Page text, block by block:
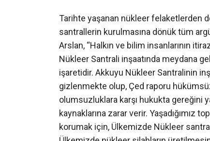
Tarihte yaşanan nükleer felaketlerden
santrallerin kurulmasına dönük tüm
Arslan, “Halkın ve bilim insanlarının
Nükleer Santrali inşaatında meydana
işaretidir. Akkuyu Nükleer Santralinin
gizlenmekte olup, Çed raporu
olumsuzluklara karşı hukukta gereğini
kaynaklarına zarar verir. Yaşadığımız
korumak için, Ülkemizde Nükleer